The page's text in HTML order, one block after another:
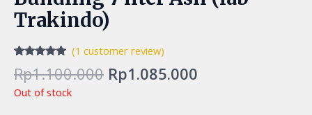
Trakindo)
out of 5
based on
customer
(1 customer review)
Rp1.100.000 Rp1.085.000
Out of stock